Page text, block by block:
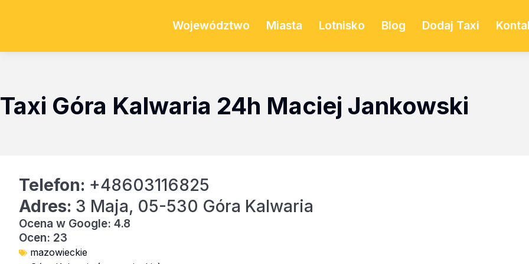
Województwo Miasta Lotnisko Blog Dodaj Taxi
Taxi Góra Kalwaria 24h Maciej Jankowski
Telefon: +48603116825
Adres: 3 Maja, 05-530 Góra Kalwaria
Ocena w Google: 4.8
Ocen: 23
mazowieckie